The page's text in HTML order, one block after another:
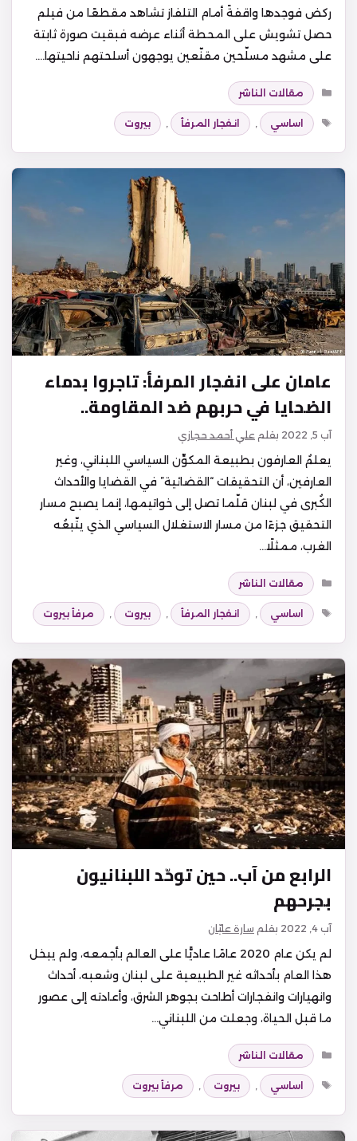
ركض فوجدها واقفةً أمام التلفاز تشاهد مقطعًا من فيلم
حصل تشويش على المحطة أثناء عرضه فبقيت صورة ثابتة
على مشهد مسلّحين مقنّعين يوجهون أسلحتهم ناحيتها.…
التصنيفات
مقالات الناشر
الوسوم
اساسي انفجار المرفأ بيروت
عامان على انفجار المرفأ: تاجروا بدماء
الضحايا في حربهم ضد المقاومة..
آب 5, 2022 بقلم علي أحمد حجازي
يعلمُ العارفون بطبيعة المكوِّن السياسي اللبناني، وغير
العارفين، أن التحقيقات “القضائية” في القضايا والأحداث
الكُبرى في لبنان قلّما تصل إلى خواتيمها، إنما يصبح مسار
التحقيق جزءًا من مسار الاستغلال السياسي الذي يتّبعُه
الغرب، ممثلًا…
التصنيفات
مقالات الناشر
الوسوم
اساسي انفجار المرفأ بيروت مرفأ بيروت
الرابع من آب.. حين توحّد اللبنانيون
بجرحهم
آب 4, 2022 بقلم سارة عليّان
لم يكن عام 2020 عامًا عاديًّا على العالم بأجمعه، ولم يبخل
هذا العام بأحداثه غير الطبيعية على لبنان وشعبه، أحداث
وانهيارات وانفجارات أطاحت بجوهر الشرق، وأعادته إلى عصور
ما قبل الحياة، وجعلت من اللبناني…
التصنيفات
مقالات الناشر
الوسوم
اساسي بيروت مرفأ بيروت